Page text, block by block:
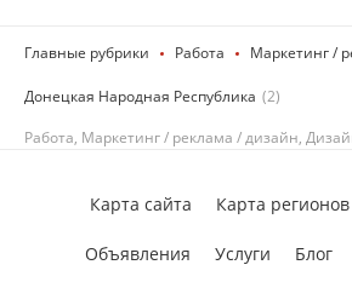
Главные рубрики Работа Маркетинг /
Донецкая Народная Республика (2)
Работа, Маркетинг / реклама / дизайн,
Карта сайта Карта регионов
Объявления Услуги Блог